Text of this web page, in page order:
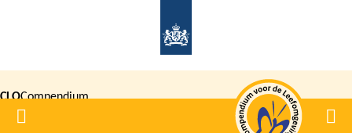
inhoud
gaan
CLOCompendium
voor de
Home